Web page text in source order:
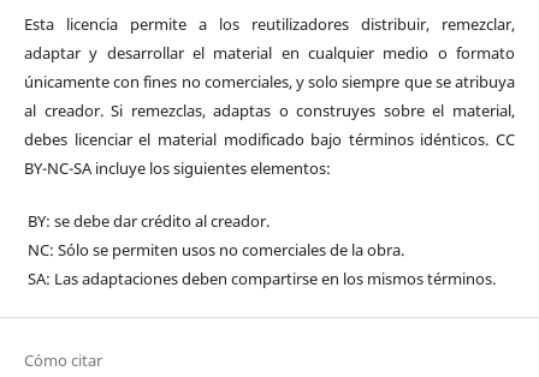
Esta licencia permite a los reutilizadores distribuir, remezclar,
adaptar y desarrollar el material en cualquier medio o formato
únicamente con fines no comerciales, y solo siempre que se atribuya
al creador. Si remezclas, adaptas o construyes sobre el material,
debes licenciar el material modificado bajo términos idénticos. CC
BY-NC-SA incluye los siguientes elementos:
BY: se debe dar crédito al creador.
NC: Sólo se permiten usos no comerciales de la obra.
SA: Las adaptaciones deben compartirse en los mismos términos.
Cómo citar